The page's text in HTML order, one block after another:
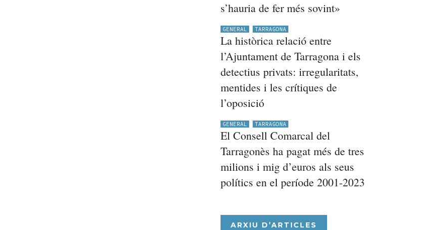
s’hauria de fer més sovint»
GENERAL TARRAGONA
La històrica relació entre
l’Ajuntament de Tarragona i els
detectius privats: irregularitats,
mentides i les crítiques de
l’oposició
GENERAL TARRAGONA
El Consell Comarcal del
Tarragonès ha pagat més de tres
milions i mig d’euros als seus
polítics en el període 2001-2023
ARXIU D’ARTICLES